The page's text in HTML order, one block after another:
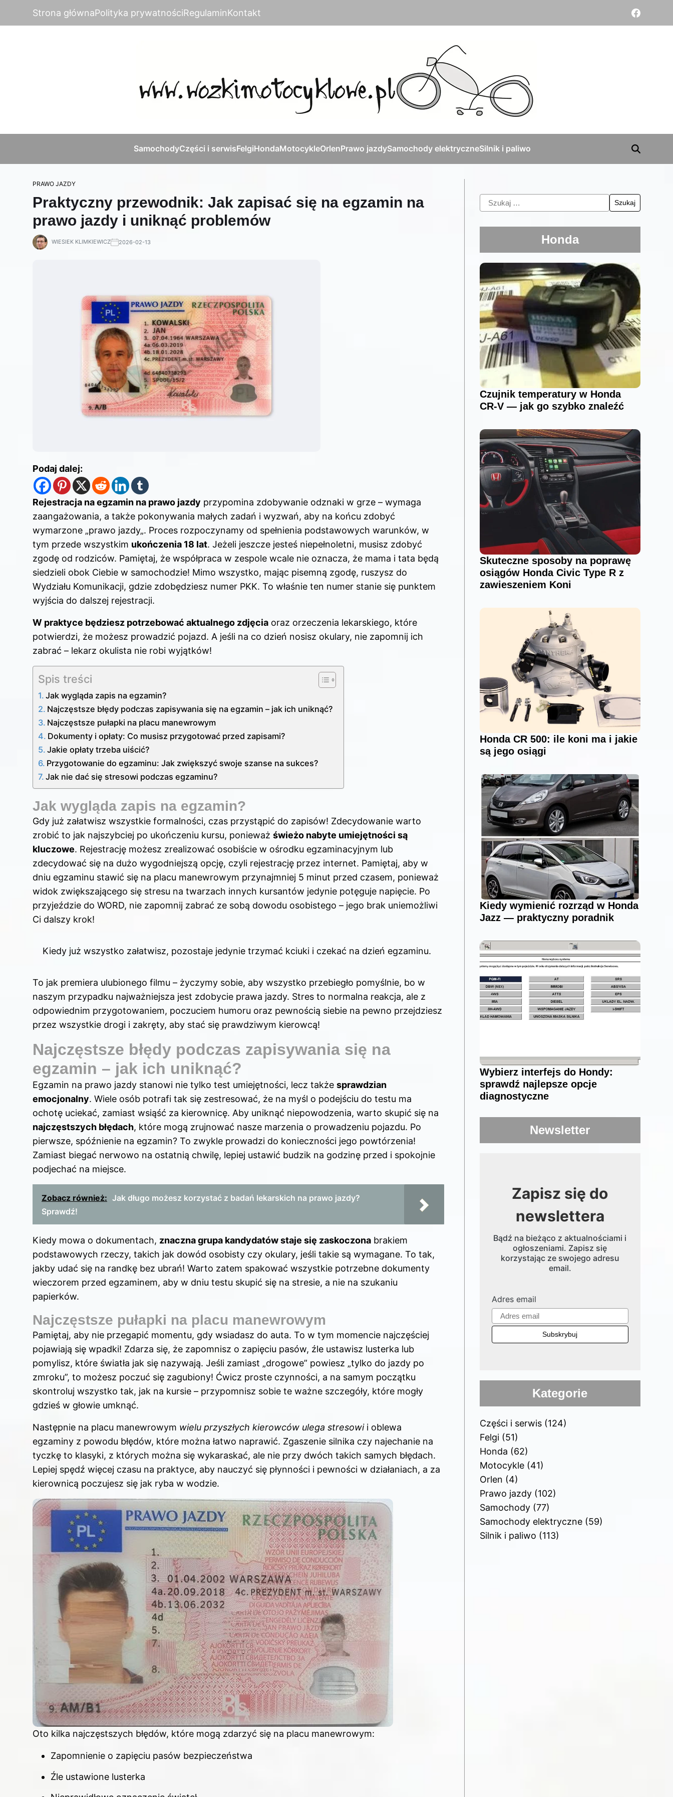
Strona głównaPolityka prywatnościRegulaminKontakt
SamochodyCzęści i serwisFelgiHondaMotocykleOrlenPrawo jazdySamochody elektryczneSilnik i paliwo
PRAWO JAZDY
Praktyczny przewodnik: Jak zapisać się na egzamin na
prawo jazdy i uniknąć problemów
WIESIEK KLIMKIEWICZ 2026-02-13
Podaj dalej:
Rejestracja naegzamin na prawo jazdy przypomina zdobywanie odznaki w grze – wymaga
zaangażowania, a także pokonywania małych zadań i wyzwań, aby na końcu zdobyć
wymarzone „prawo jazdy„. Proces rozpoczynamy od spełnienia podstawowych warunków, w
tym przede wszystkim ukończenia 18 lat. Jeżeli jeszcze jesteś niepełnoletni, musisz zdobyć
zgodę od rodziców. Pamiętaj, że współpraca w zespole wcale nie oznacza, że mama i tata będą
siedzieli obok Ciebie w samochodzie! Mimo wszystko, mając pisemną zgodę, ruszysz do
Wydziału Komunikacji, gdzie zdobędziesz numer PKK. To właśnie ten numer stanie się punktem
wyjścia do dalszej rejestracji.
W praktyce będziesz potrzebować aktualnego zdjęcia oraz orzeczenia lekarskiego, które
potwierdzi, że możesz prowadzić pojazd. A jeśli na co dzień nosisz okulary, nie zapomnij ich
zabrać – lekarz okulista nie robi wyjątków!
Spis treści
Jak wygląda zapis na egzamin?
Najczęstsze błędy podczas zapisywania się na egzamin – jak ich uniknąć?
Najczęstsze pułapki na placu manewrowym
Dokumenty i opłaty: Co musisz przygotować przed zapisami?
Jakie opłaty trzeba uiścić?
Przygotowanie do egzaminu: Jak zwiększyć swoje szanse na sukces?
Jak nie dać się stresowi podczas egzaminu?
Jak wygląda zapis na egzamin?
Gdy już załatwisz wszystkie formalności, czas przystąpić do zapisów! Zdecydowanie warto
zrobić to jak najszybciej po ukończeniu kursu, ponieważ świeżo nabyte umiejętności są
kluczowe. Rejestrację możesz zrealizować osobiście w ośrodku egzaminacyjnym lub
zdecydować się na dużo wygodniejszą opcję, czyli rejestrację przez internet. Pamiętaj, aby w
dniu egzaminu stawić się na placu manewrowym przynajmniej 5 minut przed czasem, ponieważ
widok zwiększającego się stresu na twarzach innych kursantów jedynie potęguje napięcie. Po
przyjeździe do WORD, nie zapomnij zabrać ze sobą dowodu osobistego – jego brak uniemożliwi
Ci dalszy krok!
Kiedy już wszystko załatwisz, pozostaje jedynie trzymać kciuki i czekać na dzień egzaminu.
To jak premiera ulubionego filmu – życzymy sobie, aby wszystko przebiegło pomyślnie, bo w
naszym przypadku najważniejsza jest zdobycie prawa jazdy. Stres to normalna reakcja, ale z
odpowiednim przygotowaniem, poczuciem humoru oraz pewnością siebie na pewno przejdziesz
przez wszystkie drogi i zakręty, aby stać się prawdziwym kierowcą!
Najczęstsze błędy podczas zapisywania się na
egzamin – jak ich uniknąć?
Egzamin na prawo jazdy stanowi nie tylko test umiejętności, lecz także sprawdzian
emocjonalny. Wiele osób potrafi tak się zestresować, że na myśl o podejściu do testu ma
ochotę uciekać, zamiast wsiąść za kierownicę. Aby uniknąć niepowodzenia, warto skupić się na
najczęstszych błędach, które mogą zrujnować nasze marzenia o prowadzeniu pojazdu. Po
pierwsze, spóźnienie na egzamin? To zwykle prowadzi do konieczności jego powtórzenia!
Zamiast biegać nerwowo na ostatnią chwilę, lepiej ustawić budzik na godzinę przed i spokojnie
podjechać na miejsce.
Zobacz również: Jak długo możesz korzystać z badań lekarskich na prawo jazdy?
Sprawdź!
Kiedy mowa o dokumentach, znaczna grupa kandydatów staje się zaskoczona brakiem
podstawowych rzeczy, takich jak dowód osobisty czy okulary, jeśli takie są wymagane. To tak,
jakby udać się na randkę bez ubrań! Warto zatem spakować wszystkie potrzebne dokumenty
wieczorem przed egzaminem, aby w dniu testu skupić się na stresie, a nie na szukaniu
papierków.
Najczęstsze pułapki na placu manewrowym
Pamiętaj, aby nie przegapić momentu, gdy wsiadasz do auta. To w tym momencie najczęściej
pojawiają się wpadki! Zdarza się, że zapomnisz o zapięciu pasów, źle ustawisz lusterka lub
pomylisz, które światła jak się nazywają. Jeśli zamiast „drogowe” powiesz „tylko do jazdy po
zmroku”, to możesz poczuć się zagubiony! Ćwicz proste czynności, a na samym początku
skontroluj wszystko tak, jak na kursie – przypomnisz sobie te ważne szczegóły, które mogły
gdzieś w głowie umknąć.
Następnie na placu manewrowym wielu przyszłych kierowców ulega stresowii oblewa
egzaminy z powodu błędów, które można łatwo naprawić. Zgaszenie silnika czy najechanie na
tyczkę to klasyki, z których można się wykaraskać, ale nie przy dwóch takich samych błędach.
Lepiej spędź więcej czasu na praktyce, aby nauczyć się płynności i pewności w działaniach, a za
kierownicą poczujesz się jak ryba w wodzie.
Oto kilka najczęstszych błędów, które mogą zdarzyć się na placu manewrowym:
Zapomnienie o zapięciu pasów bezpieczeństwa
Źle ustawione lusterka
Honda
Czujnik temperatury w Honda
CR-V — jak go szybko znaleźć
Skuteczne sposoby na poprawę
osiągów Honda Civic Type R z
zawieszeniem Koni
Honda CR 500: ile koni ma i jakie
są jego osiągi
Kiedy wymienić rozrząd w Honda
Jazz — praktyczny poradnik
Wybierz interfejs do Hondy:
sprawdź najlepsze opcje
diagnostyczne
Newsletter
Zapisz się do
newslettera
Bądź na bieżąco z aktualnościami i
ogłoszeniami. Zapisz się
korzystając ze swojego adresu
email.
Adres email
Kategorie
Części i serwis(124)
Felgi(51)
Honda (62)
Motocykle(41)
Orlen (4)
Prawo jazdy(102)
Samochody(77)
Samochody elektryczne(59)
Silnik i paliwo (113)